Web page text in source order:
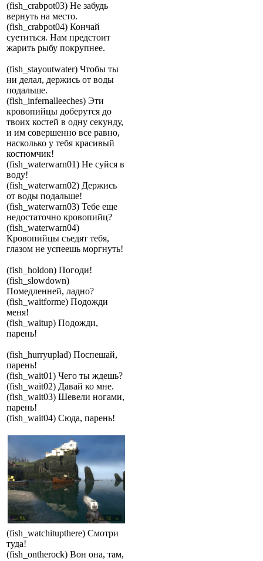
(fish_crabpot03) Не забудь
вернуть на место.
(fish_crabpot04) Кончай
суетиться. Нам предстоит
жарить рыбу покрупнее.
(fish_stayoutwater) Чтобы ты
ни делал, держись от воды
подальше.
(fish_infernalleeches) Эти
кровопийцы доберутся до
твоих костей в одну секунду,
и им совершенно все равно,
насколько у тебя красивый
костюмчик!
(fish_waterwarn01) Не суйся в
воду!
(fish_waterwarn02) Держись
от воды подальше!
(fish_waterwarn03) Тебе еще
недостаточно кровопийц?
(fish_waterwarn04)
Кровопийцы съедят тебя,
глазом не успеешь моргнуть!
(fish_holdon) Погоди!
(fish_slowdown)
Помедленней, ладно?
(fish_waitforme) Подожди
меня!
(fish_waitup) Подожди,
парень!
(fish_hurryuplad) Поспешай,
парень!
(fish_wait01) Чего ты ждешь?
(fish_wait02) Давай ко мне.
(fish_wait03) Шевели ногами,
парень!
(fish_wait04) Сюда, парень!
(fish_watchitupthere) Смотри
туда!
(fish_ontherock) Вон она, там,